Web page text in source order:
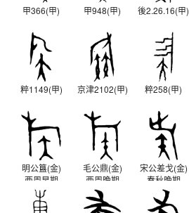
甲366(甲) 甲948(甲) 後2.26.16(甲)
粹1149(甲) 京津2102(甲) 粹258(甲)
明公簋(金)
西周早期
毛公鼎(金)
西周晚期
宋公差戈(金)
春秋晚期